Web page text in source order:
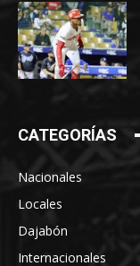
CATEGORÍAS
Nacionales
Locales
Dajabón
Internacionales